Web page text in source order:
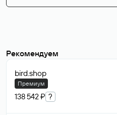
Рекомендуем
bird.shop
Премиум
138 542 ₽ ?